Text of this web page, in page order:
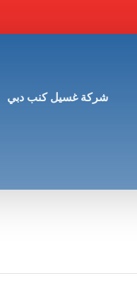
شركة غسيل كنب دبي